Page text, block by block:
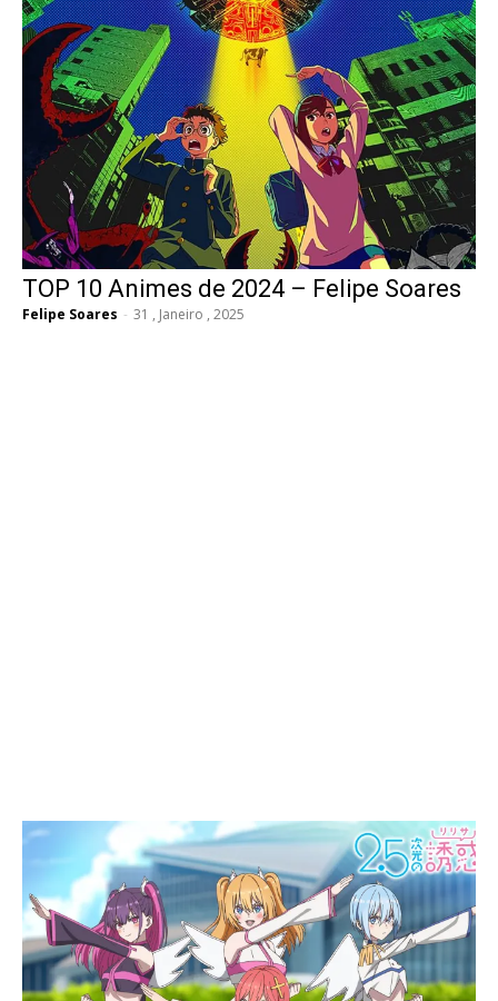
TOP 10 Animes de 2024 – Felipe Soares
Felipe Soares - 31 , Janeiro , 2025